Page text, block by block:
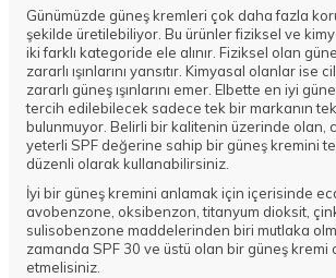
Günümüzde güneş kremleri çok daha fazla
şekilde üretilebiliyor. Bu ürünler fiziksel ve
iki farklı kategoride ele alınır. Fiziksel olan
zararlı ışınlarını yansıtır. Kimyasal olanlar ise
zararlı güneş ışınlarını emer. Elbette en iyi
tercih edilebilecek sadece tek bir markanın
bulunmuyor. Belirli bir kalitenin üzerinde olan,
yeterli SPF değerine sahip bir güneş kremini
düzenli olarak kullanabilirsiniz.
İyi bir güneş kremini anlamak için içerisinde
avobenzone, oksibenzon, titanyum dioksit,
sulisobenzone maddelerinden biri mutlaka
zamanda SPF 30 ve üstü olan bir güneş kremi
etmelisiniz.